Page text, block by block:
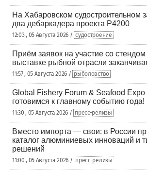
На Хабаровском судостроительном
два дебаркадера проекта Р4200
12:03 , 05 Августа 2026 / судостроение
Приём заявок на участие со стендом
выставке рыбной отрасли
11:57 , 05 Августа 2026 / рыболовство
Global Fishery Forum & Seafood
готовимся к главному событию года!
11:30 , 05 Августа 2026 / пресс-релизы
Вместо импорта — свои: в России
каталог алюминиевых инноваций и
решений
11:00 , 05 Августа 2026 / пресс-релизы